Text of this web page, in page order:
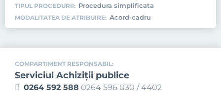
TIPUL PROCEDURII: Procedura simplificata
MODALITATEA DE ATRIBUIRE: Acord-cadru
COMPARTIMENT RESPONSABIL:
Serviciul Achiziţii publice
0264 592 588 0264 596 030 / 4402